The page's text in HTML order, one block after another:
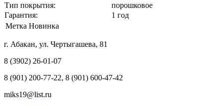
Тип покрытия:
порошковое
Гарантия:
1 год
Метка Новинка
г. Абакан, ул. Чертыгашева, 81
8 (3902) 26-01-07
8 (901) 200-77-22, 8 (901) 600-47-42
miks19@list.ru